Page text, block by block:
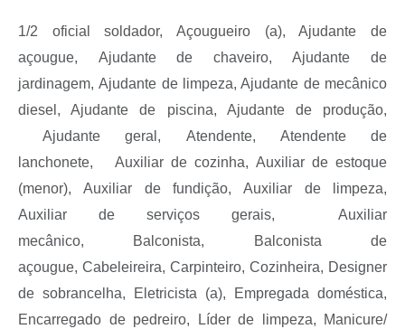
1/2 oficial soldador, Açougueiro (a),Ajudante de
açougue, Ajudante de chaveiro,
Ajudante de
jardinagem, Ajudante de limpeza,Ajudante de mecânico
diesel,Ajudante de piscina, Ajudante de produção,
Ajudante geral,
Atendente, Atendente de
lanchonete,
Auxiliar de cozinha, Auxiliar de estoque
(menor),
Auxiliar de fundição, Auxiliar de limpeza,
Auxiliar de serviços gerais,
Auxiliar
mecânico, Balconista, Balconista de
açougue, Cabeleireira, Carpinteiro, Cozinheira, Designer
de sobrancelha, Eletricista (a),
Empregada doméstica,
Encarregado de pedreiro, Líder de limpeza,
Manicure/